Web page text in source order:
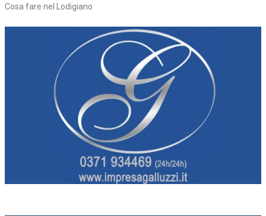
Tra torte, cinema e musica live